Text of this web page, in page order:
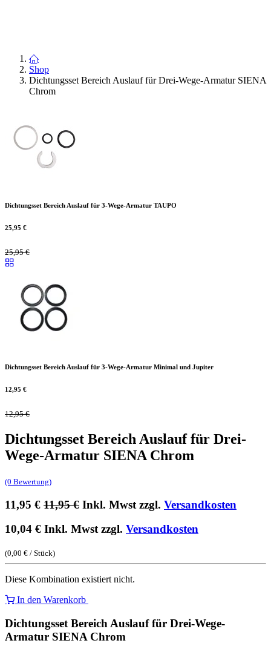
Shop
Dichtungsset Bereich Auslauf für Drei-Wege-Armatur SIENA
Chrom
Dichtungsset Bereich Auslauf für 3-Wege-Armatur TAUPO
25,95 €
25,95€
Dichtungsset Bereich Auslauf für 3-Wege-Armatur Minimal und Jupiter
12,95 €
12,95€
Dichtungsset Bereich Auslauf für Drei-
Wege-Armatur SIENA Chrom
(0 Bewertung)
11,95 € 11,95€ Inkl. Mwst zzgl. Versandkosten
10,04 € Inkl. Mwst zzgl. Versandkosten
(0,00 € / Stück)
Diese Kombination existiert nicht.
In den Warenkorb
Dichtungsset Bereich Auslauf für Drei-Wege-
Armatur SIENA Chrom